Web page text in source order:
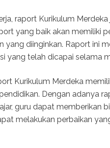
raport Kurikulum
yang baik akan memiliki
yang diinginkan. Raport ini
yang telah dicapai selama
Kurikulum Merdeka
Dengan adanya
guru dapat memberikan
melakukan perbaikan